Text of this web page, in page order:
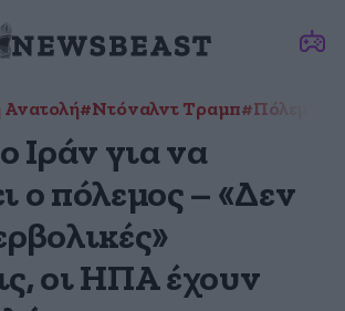
#Ντόναλντ Τραμπ#Πόλεμος
Ιράν για να
ο πόλεμος – «Δεν
οι ΗΠΑ έχουν